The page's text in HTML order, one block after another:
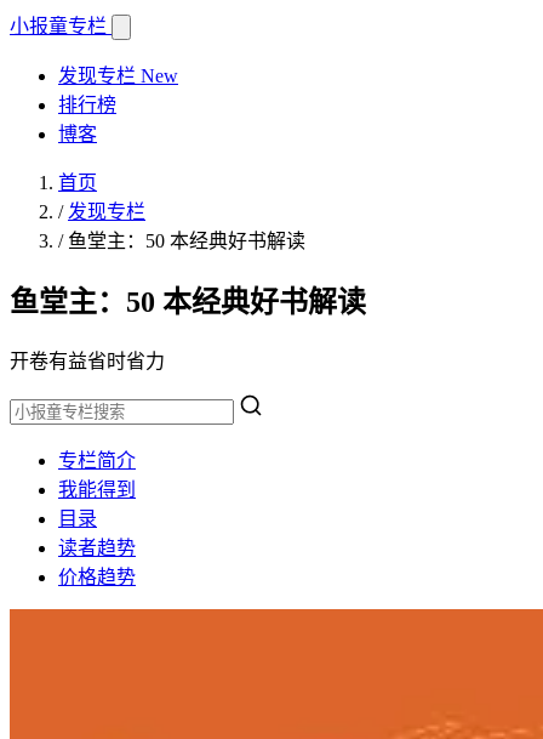
小报童专栏
发现专栏 New
排行榜
博客
首页
/ 发现专栏
/ 鱼堂主：50 本经典好书解读
鱼堂主：50 本经典好书解读
开卷有益省时省力
专栏简介
我能得到
目录
读者趋势
价格趋势